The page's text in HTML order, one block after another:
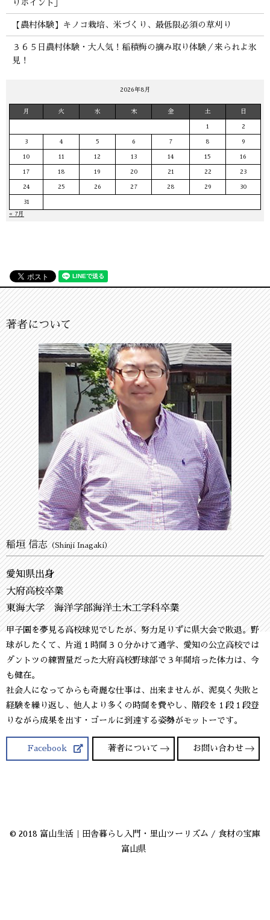
りポイント」
【農村体験】キノコ栽培、米づくり、最低限必須の草刈り
３６５日農村体験・大人気！稲積梅の摘み取り体験／来られよ氷
見！
2026年8月
月 火 水 木 金 土 日
1 2
3 4 5 6 7 8 9
10 11 12 13 14 15 16
17 18 19 20 21 22 23
24 25 26 27 28 29 30
31
« 7月
著者について
稲垣 信志（Shinji Inagaki）
愛知県出身
大府高校卒業
東海大学 海洋学部海洋土木工学科卒業
甲子園を夢見る高校球児でしたが、努力足りずに県大会で敗退。野
球がしたくて、片道１時間３０分かけて通学、愛知の公立高校では
ダントツの練習量だった大府高校野球部で３年間培った体力は、今
も健在。
社会人になってからも奇麗な仕事は、出来ませんが、泥臭く失敗と
経験を繰り返し、他人より多くの時間を費やし、階段を１段１段登
りながら成果を出す・ゴールに到達する姿勢がモットーです。
Facebook 著者について お問い合わせ
© 2018 富山生活｜田舎暮らし入門・里山ツーリズム / 食材の宝庫
富山県